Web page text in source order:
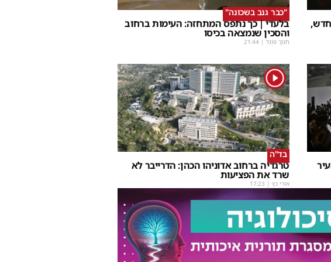
"כבר גנב בשכונה"
בלעדי | כך נתפס המתחזה: העימות ברחוב
והסכין שנמצאה בכיסו
חנוך פוגל |
21:44
1
בד"ה
טרגדיה ברחוב אדוניהו הכהן: הדרייבר לא
שרד את הפציעות
אורי כץ |
17:23